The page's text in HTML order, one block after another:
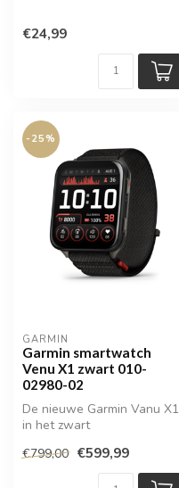
€24,99
-25%
GARMIN
Garmin smartwatch
Venu X1 zwart 010-
02980-02
De nieuwe Garmin Vanu X1
in het zwart
€799,00 €599,99